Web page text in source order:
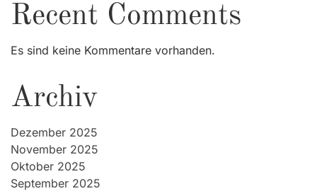
Recent Comments
Es sind keine Kommentare vorhanden.
Archiv
Dezember 2025
November 2025
Oktober 2025
September 2025